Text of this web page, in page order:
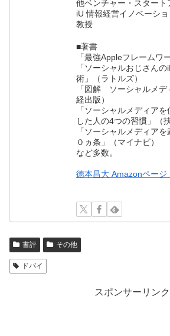
他ベンチャー・スタート
iU 情報経営イノベーシ
教授
■著書
「最強Appleフレームワ
「ソーシャルおじさん
術」（ラトルズ）
「図解 ソーシャルメデ
経出版）
「ソーシャルメディア
した人の4つの習慣」（
「ソーシャルメディア
０ヵ条」（マイナビ）
など多数。
徳本昌大 Amazonページ
書評 その他
ドバイ
スポンサーリンク